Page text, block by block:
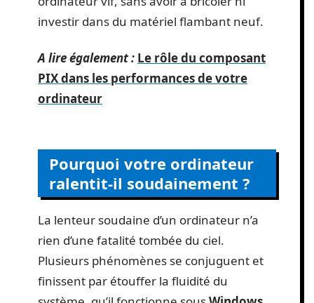
investir dans du matériel flambant neuf.
A lire également : Le rôle du composant
PIX dans les performances de votre
ordinateur
Pourquoi votre ordinateur
ralentit-il soudainement ?
La lenteur soudaine d’un ordinateur n’a
rien d’une fatalité tombée du ciel.
Plusieurs phénomènes se conjuguent et
finissent par étouffer la fluidité du